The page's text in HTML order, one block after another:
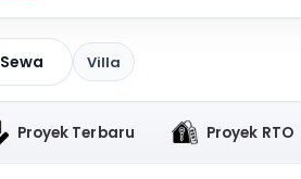
Sewa Villa
Proyek Terbaru Proyek RTO